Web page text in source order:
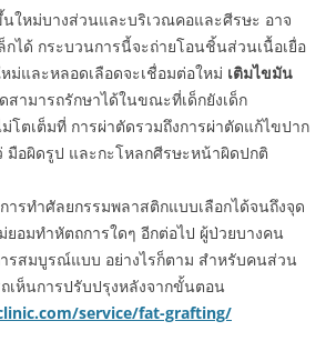
ใหม่บางส่วนและบริเวณคอและศีรษะ อาจ
ได้ กระบวนการนี้จะถ่ายโอนชิ้นส่วนเนื้อเยื่อ
ม่และหลอดเลือดจะเชื่อมต่อใหม่ เติมไขมัน
สามารถรักษาได้ในขณะที่เด็กยังเด็ก
ม่โตเต็มที่ การผ่าตัดรวมถึงการผ่าตัดแก้ไขปาก
มือผิดรูป และกะโหลกศีรษะหน้าผิดปกติ
รทำศัลยกรรมพลาสติกแบบเลือกได้จนถึงจุด
อมทำหัตถการใดๆ อีกต่อไป ผู้ป่วยบางคน
ารสมบูรณ์แบบ อย่างไรก็ตาม สำหรับคนส่วน
เห็นการปรับปรุงหลังจากขั้นตอน
service/fat-grafting/